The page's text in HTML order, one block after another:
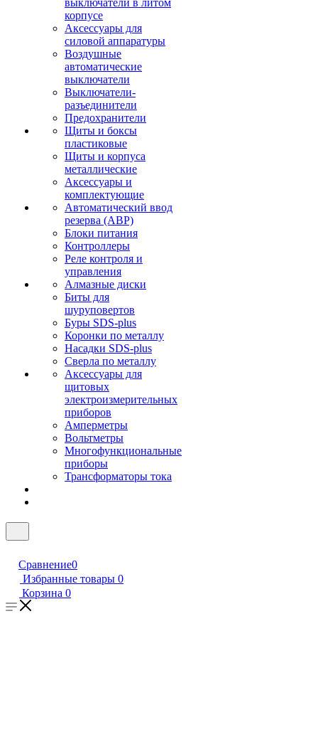
выключатели в литом
корпусе
Аксессуары для
силовой аппаратуры
Воздушные
автоматические
выключатели
Выключатели-
разъединители
Предохранители
Щиты и боксы
пластиковые
Щиты и корпуса
металлические
Аксессуары и
комплектующие
Автоматический ввод
резерва (АВР)
Блоки питания
Контроллеры
Реле контроля и
управления
Алмазные диски
Биты для
шуруповертов
Буры SDS-plus
Коронки по металлу
Насадки SDS-plus
Сверла по металлу
Аксессуары для
щитовых
электроизмерительных
приборов
Амперметры
Вольтметры
Многофункциональные
приборы
Трансформаторы тока
Сравнение0
Избранные товары 0
Корзина 0